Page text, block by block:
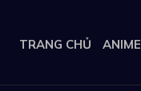
TRANG CHỦ ANIME